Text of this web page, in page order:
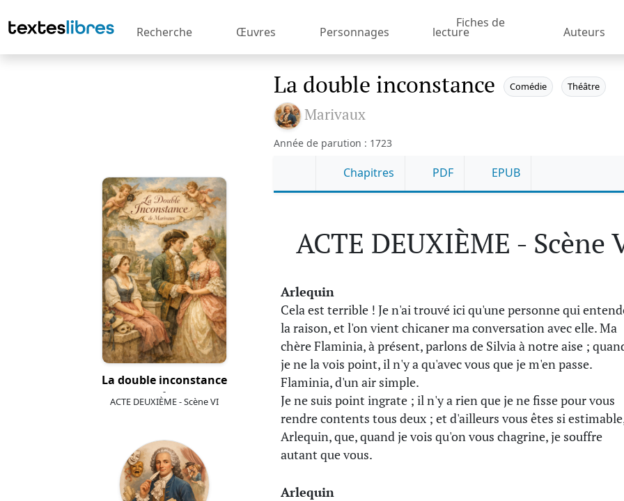
Recherche Œuvres Personnages
Fiches de
lecture Auteurs
La double inconstance
-
ACTE DEUXIÈME - Scène VI
La double inconstance Comédie Théâtre
Marivaux
Année de parution : 1723
Chapitres PDF EPUB
ACTE DEUXIÈME - Scène
Arlequin
Cela est terrible ! Je n'ai trouvé ici qu'une personne qui
la raison, et l'on vient chicaner ma conversation avec elle. Ma
chère Flaminia, à présent, parlons de Silvia à notre aise ;
je ne la vois point, il n'y a qu'avec vous que je m'en passe.
Flaminia, d'un air simple.
Je ne suis point ingrate ; il n'y a rien que je ne fisse pour vous
rendre contents tous deux ; et d'ailleurs vous êtes si
Arlequin, que, quand je vois qu'on vous chagrine, je souffre
autant que vous.
Arlequin